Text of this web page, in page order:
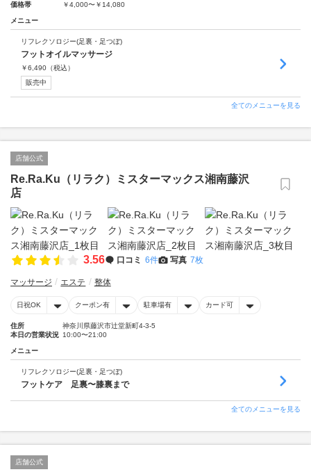
価格帯
￥4,000〜￥14,080
メニュー
リフレクソロジー(足裏・足つぼ)
フットオイルマッサージ
￥6,490 （税込）
販売中
全てのメニューを見る
店舗公式
Re.Ra.Ku（リラク）ミスターマックス湘南藤沢
店
3.56 口コミ 6件 写真 7枚
マッサージ エステ 整体
日祝OK クーポン有 駐車場有 カード可
住所
神奈川県藤沢市辻堂新町4-3-5
本日の営業状況 10:00〜21:00
メニュー
リフレクソロジー(足裏・足つぼ)
フットケア 足裏〜膝裏まで
全てのメニューを見る
店舗公式